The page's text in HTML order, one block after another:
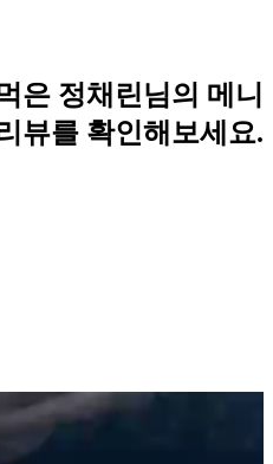
은 정채린님의 메니
뷰를 확인해보세요.